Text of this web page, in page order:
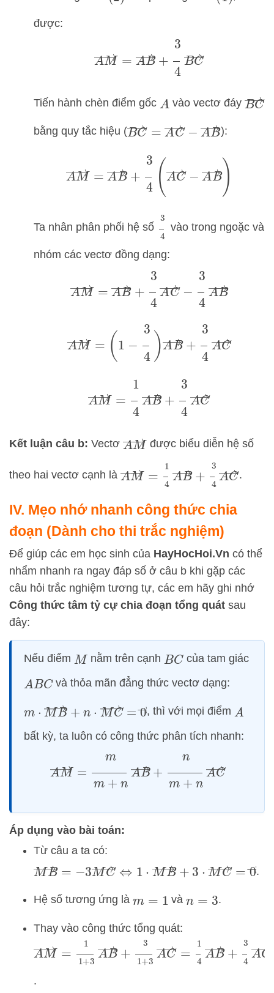
được:
4
Tiến hành chèn điểm gốc A vào vectơ đáyBC
bằng quy tắc hiệu (BC→=AC → −AB→
):
34 (A →
Ta nhân phân phối hệ số 3 4vào trong ngoặc và
nhóm các vectơ đồng dạng:
4A 34
1 )AB A
A 4
Kết luận câu b: Vectơ AM→
được biểu diễn hệ số
theo hai vectơ cạnh là AM→ 1 4AB → + 34A.
IV. Mẹo nhớ nhanh công thức chia
đoạn (Dành cho thi trắc nghiệm)
Để giúp các em học sinh của HayHocHoi.Vn có thể
nhẩm nhanh ra ngay đáp số ở câu b khi gặp các
câu hỏi trắc nghiệm tương tự, các em hãy ghi nhớ
Công thức tâm tỷ cự chia đoạn tổng quát sau
đây:
Nếu điểm Mnằm trên cạnh BCcủa tam giác
ABC và thỏa mãn đẳng thức vectơ dạng:
m ⋅MB→+n⋅ MC→ =0→, thì với mọi điểm A
bất kỳ, ta luôn có công thức phân tích nhanh:
m+ +n
Áp dụng vào bài toán:
Từ câu a ta có:
MB→= −3MC→⇔1 ⋅ MB→+ 3 ⋅MC→=0→
.
Hệ số tương ứng là m=1 vàn=3 .
Thay vào công thức tổng quát:
AM→ 1 3AB → +3 1+3A →=14 A B→+
.